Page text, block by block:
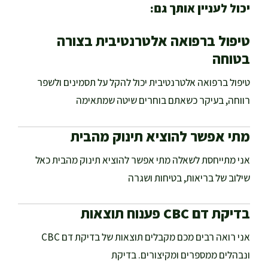
יכול לעניין אותך גם:
טיפול ברפואה אלטרנטיבית בצורה
בטוחה
טיפול ברפואה אלטרנטיבית יכול להקל על תסמינים ולשפר
רווחה, בעיקר כשאתם בוחרים שיטה שמתאימה
מתי אפשר להוציא תינוק מהבית
אני מתייחסת לשאלה מתי אפשר להוציא תינוק מהבית כאל
שילוב של בריאות, בטיחות ושגרה
בדיקת דם CBC פענוח תוצאות
אני רואה רבים מכם מקבלים תוצאות של בדיקת דם CBC
ונבהלים ממספרים ומקיצורים. בדיקת